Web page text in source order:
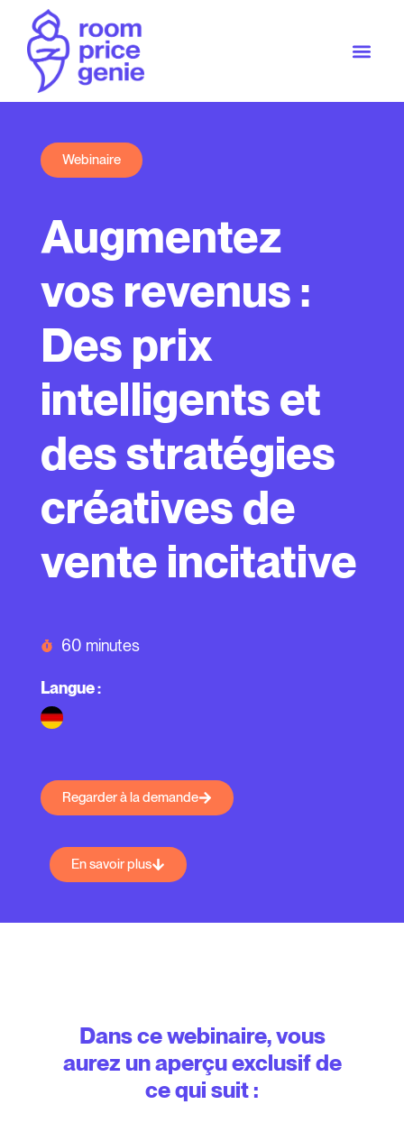
Webinaire
Augmentez
vos revenus :
Des prix
intelligents et
des stratégies
créatives de
vente incitative
60 minutes
Langue :
Regarder à la demande
En savoir plus
Dans ce webinaire, vous
aurez un aperçu exclusif de
ce qui suit :